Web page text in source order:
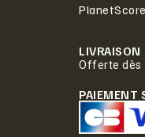
LIVRAISON
Offerte dès
PAIEMENT